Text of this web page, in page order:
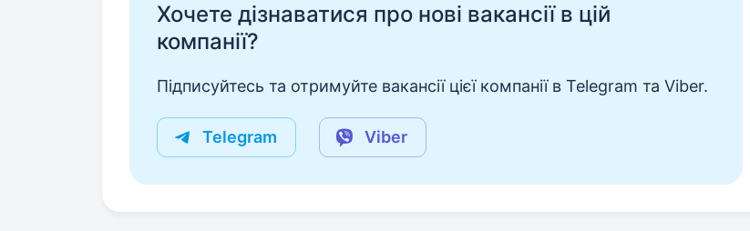
Хочете дізнаватися про нові вакансії в цій
компанії?
Підписуйтесь та отримуйте вакансії цієї компанії в Telegram та Viber.
Telegram Viber